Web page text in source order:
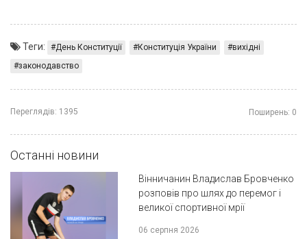
Теги: День Конституції Конституція України
вихідні
законодавство
Переглядів: 1395 Поширень: 0
Останні новини
Вінничанин Владислав Бровченко
розповів про шлях до перемог і
великої спортивної мрії
06 серпня 2026